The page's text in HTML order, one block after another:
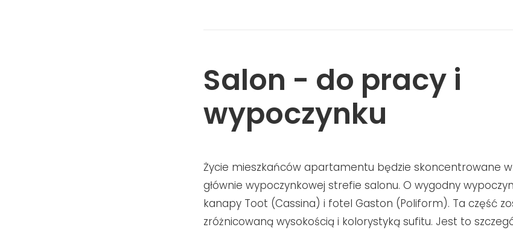
Salon - do pracy i
wypoczynku
Życie mieszkańców apartamentu będzie skoncentrowane w
głównie wypoczynkowej strefie salonu. O wygodny
kanapy Toot (Cassina) i fotel Gaston (Poliform). Ta część
zróżnicowaną wysokością i kolorystyką sufitu. Jest to